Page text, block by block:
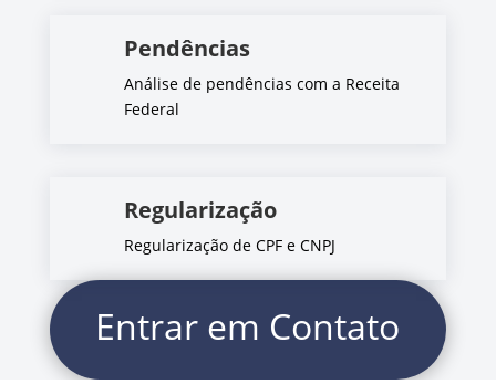
Pendências
Análise de pendências com a Receita
Federal
Regularização
Regularização de CPF e CNPJ
Entrar em Contato